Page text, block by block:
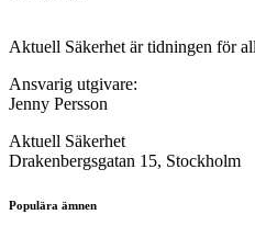
Aktuell Säkerhet är tidningen för
Ansvarig utgivare:
Jenny Persson
Aktuell Säkerhet
Drakenbergsgatan 15, Stockholm
Populära ämnen